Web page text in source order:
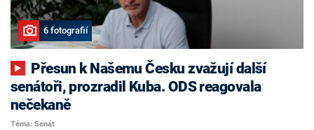
6 fotografií
senátoři, prozradil Kuba. ODS reagovala
nečekaně
Téma: Senát